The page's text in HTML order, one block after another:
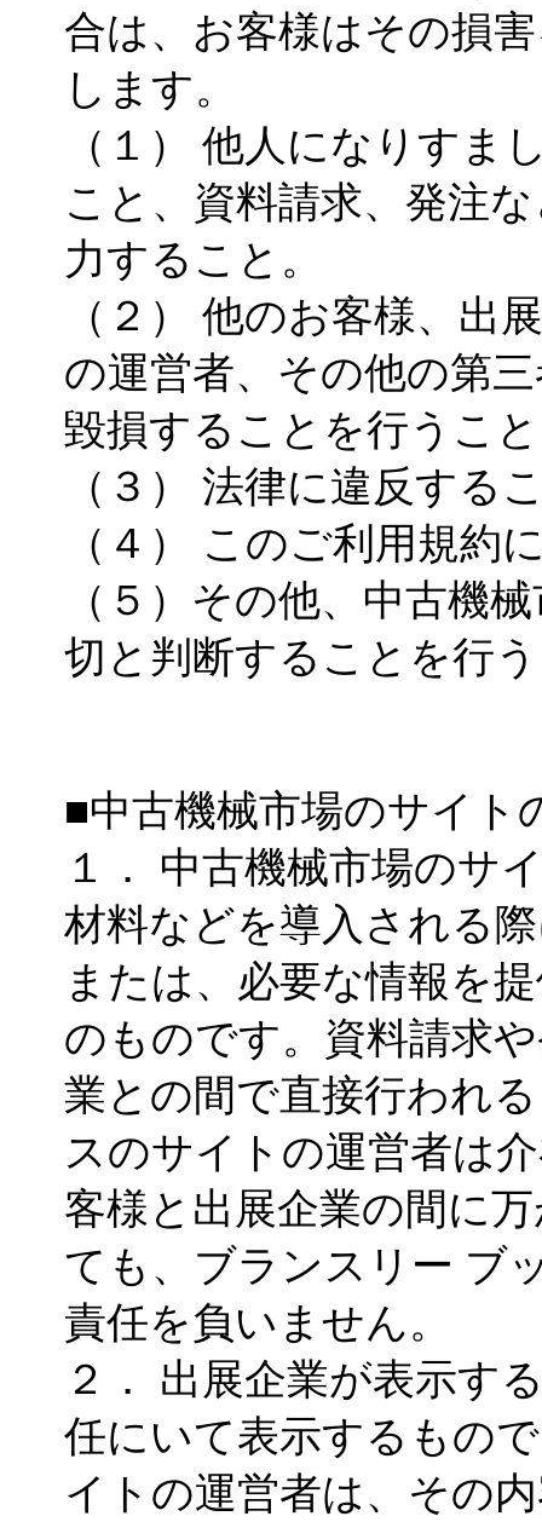
合は、お客様はその損
します。
（１） 他人になりすま
こと、資料請求、発注
力すること。
（２） 他のお客様、出
の運営者、その他の第
毀損することを行うこ
（３） 法律に違反する
（４） このご利用規約
（５）その他、中古機
切と判断することを行
■中古機械市場のサイト
１． 中古機械市場のサ
材料などを導入される
または、必要な情報を
のものです。資料請求
業との間で直接行われ
スのサイトの運営者は
客様と出展企業の間に
ても、ブランスリー ブ
責任を負いません。
２． 出展企業が表示す
任にいて表示するもの
イトの運営者は、その